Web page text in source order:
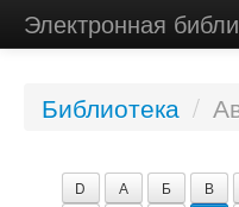
Электронная
Библиотека /
D А Б В